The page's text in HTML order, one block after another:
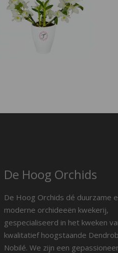
De Hoog Orchids
De Hoog Orchids dé duurzame
moderne orchideeën kwekerij,
gespecialiseerd in het kweken
kwalitatief hoogstaande
Nobilé. We zijn een